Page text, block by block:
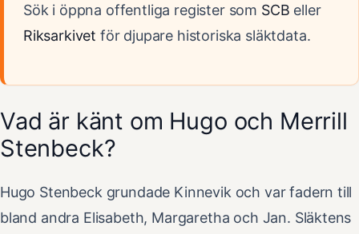
Sök i öppna offentliga register som SCB eller
Riksarkivet för djupare historiska släktdata.
Vad är känt om Hugo och Merrill
Stenbeck?
Hugo Stenbeck grundade Kinnevik och var fadern till
bland andra Elisabeth, Margaretha och Jan. Släktens